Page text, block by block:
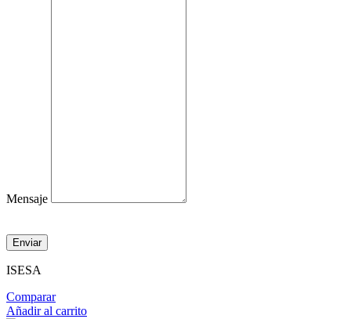
Mensaje
Enviar
ISESA
Comparar
Añadir al carrito